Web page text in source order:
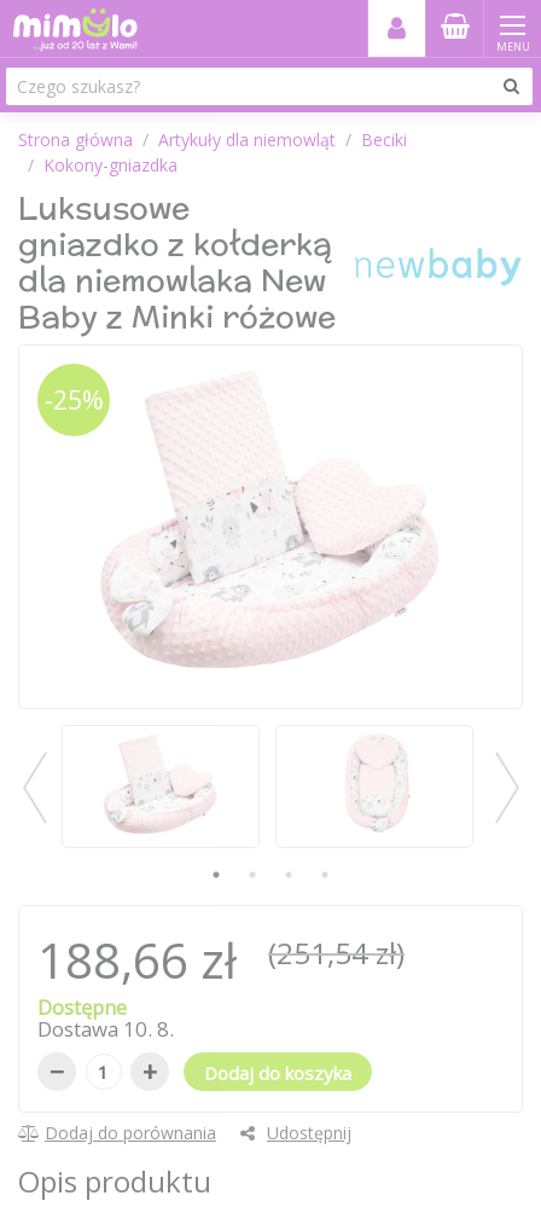
MENU
Strona główna Artykuły dla niemowląt
Beciki
Kokony-gniazdka
Luksusowe
gniazdko z kołderką
dla niemowlaka New
Baby z Minki różowe
-25%
188,66 zł (251,54 zł)
Dostępne
Dostawa 10. 8.
− + Dodaj do koszyka
Dodaj do porównania Udostępnij
Opis produktu